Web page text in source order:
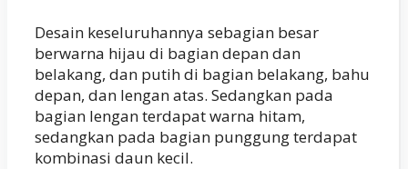
Desain keseluruhannya sebagian besar
berwarna hijau di bagian depan dan
belakang, dan putih di bagian belakang, bahu
depan, dan lengan atas. Sedangkan pada
bagian lengan terdapat warna hitam,
sedangkan pada bagian punggung terdapat
kombinasi daun kecil.